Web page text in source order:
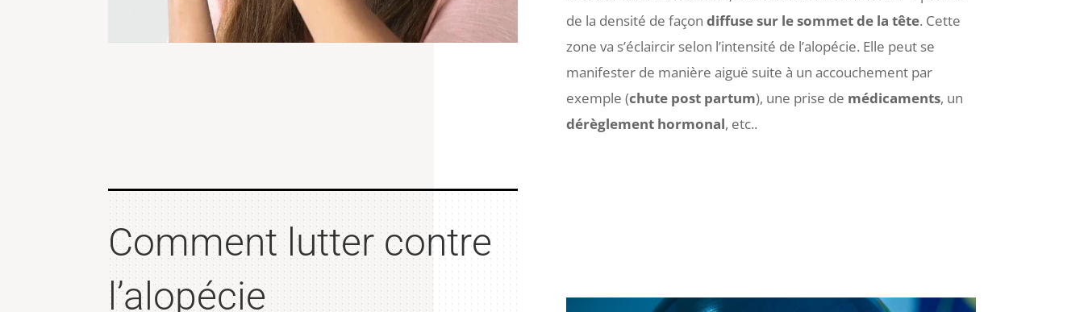
de la densité de façon diffuse sur le sommet de la tête. Cette
zone va s’éclaircir selon l’intensité de l’alopécie. Elle peut se
manifester de manière aiguë suite à un accouchement par
exemple (chute post partum), une prise de médicaments, un
dérèglement hormonal, etc..
Comment lutter contre
l’alopécie